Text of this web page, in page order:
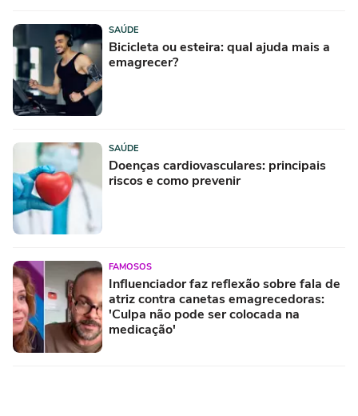
SAÚDE
Bicicleta ou esteira: qual ajuda mais a
emagrecer?
SAÚDE
Doenças cardiovasculares: principais
riscos e como prevenir
FAMOSOS
Influenciador faz reflexão sobre fala de
atriz contra canetas emagrecedoras:
'Culpa não pode ser colocada na
medicação'